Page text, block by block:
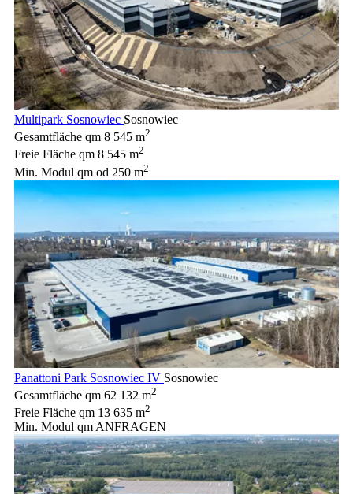
Multipark Sosnowiec Sosnowiec
Gesamtfläche qm 8 545 m2
Freie Fläche qm 8 545 m2
Min. Modul qm od 250 m2
Panattoni Park Sosnowiec IV Sosnowiec
Gesamtfläche qm 62 132 m2
Freie Fläche qm 13 635 m2
Min. Modul qm ANFRAGEN